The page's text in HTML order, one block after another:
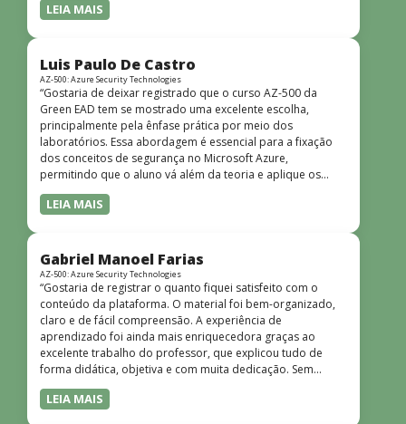
LEIA MAIS
Luis Paulo De Castro
AZ-500: Azure Security Technologies
“Gostaria de deixar registrado que o curso AZ-500 da
Green EAD tem se mostrado uma excelente escolha,
principalmente pela ênfase prática por meio dos
laboratórios. Essa abordagem é essencial para a fixação
dos conceitos de segurança no Microsoft Azure,
permitindo que o aluno vá além da teoria e aplique os
conhecimentos em cenários reais e simulados. Outro
ponto muito positivo é a didática do curso. O conteúdo é
quem não tem uma bagagem técnica muito avançada.”
LEIA MAIS
Gabriel Manoel Farias
AZ-500: Azure Security Technologies
“Gostaria de registrar o quanto fiquei satisfeito com o
conteúdo da plataforma. O material foi bem-organizado,
claro e de fácil compreensão. A experiência de
aprendizado foi ainda mais enriquecedora graças ao
excelente trabalho do professor, que explicou tudo de
forma didática, objetiva e com muita dedicação. Sem
dúvida, foi uma jornada de muito aprendizado!”
LEIA MAIS